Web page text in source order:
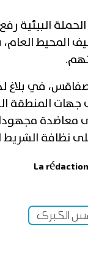
البيئية
المحيط
في بلاغ
المنطقة
معاضدة
نظافة الشريط
La rédaction
الكبرى